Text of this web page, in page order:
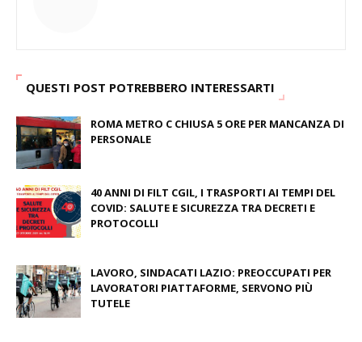
QUESTI POST POTREBBERO INTERESSARTI
ROMA METRO C CHIUSA 5 ORE PER MANCANZA DI
PERSONALE
40 ANNI DI FILT CGIL, I TRASPORTI AI TEMPI DEL
COVID: SALUTE E SICUREZZA TRA DECRETI E
PROTOCOLLI
LAVORO, SINDACATI LAZIO: PREOCCUPATI PER
LAVORATORI PIATTAFORME, SERVONO PIÙ
TUTELE